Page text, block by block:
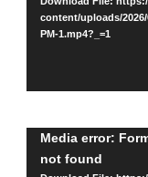
content/uploads/2026/
PM-1.mp4?_=1
Video
Player
Media error:
not found